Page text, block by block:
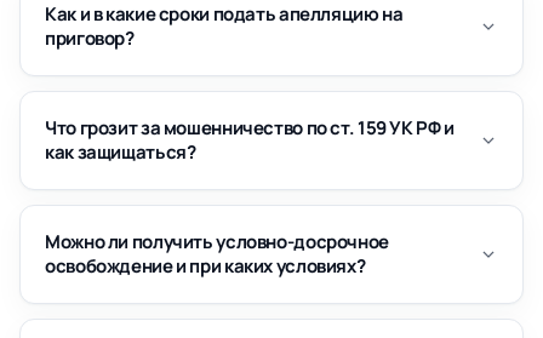
Как и в какие сроки подать апелляцию на
приговор?
Что грозит за мошенничество по ст. 159 УК РФ и
как защищаться?
Можно ли получить условно-досрочное
освобождение и при каких условиях?